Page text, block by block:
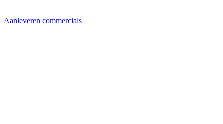
Aanleveren commercials